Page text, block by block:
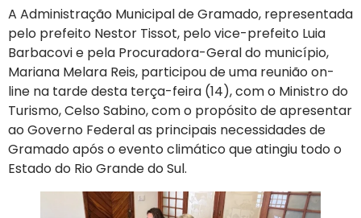
A Administração Municipal de Gramado, representada
pelo prefeito Nestor Tissot, pelo vice-prefeito Luia
Barbacovi e pela Procuradora-Geral do município,
Mariana Melara Reis, participou de uma reunião on-
line na tarde desta terça-feira (14), com o Ministro do
Turismo, Celso Sabino, com o propósito de apresentar
ao Governo Federal as principais necessidades de
Gramado após o evento climático que atingiu todo o
Estado do Rio Grande do Sul.